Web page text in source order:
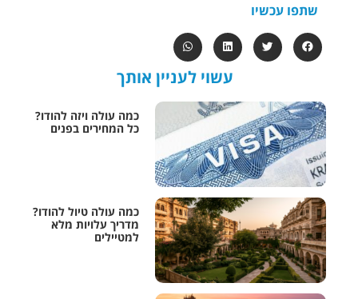
שתפו עכשיו
עשוי לעניין אותך
כמה עולה ויזה להודו?
כל המחירים בפנים
כמה עולה טיול להודו?
מדריך עלויות מלא
למטיילים